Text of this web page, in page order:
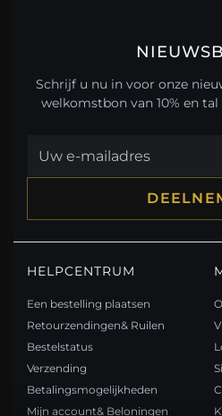
Schrijf u nu in voor onze
welkomstbon van 10% en
HELPCENTRUM
Een bestelling plaatsen
Retourzendingen& Ruilen
Bestelstatus
Verzending
Betalingsmogelijkheden
Mijn account& Beloningen